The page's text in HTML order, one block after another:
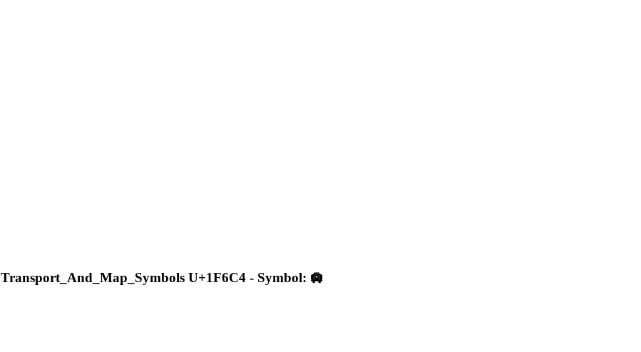
Transport_And_Map_Symbols U+1F6C4 - Symbol: 🛄